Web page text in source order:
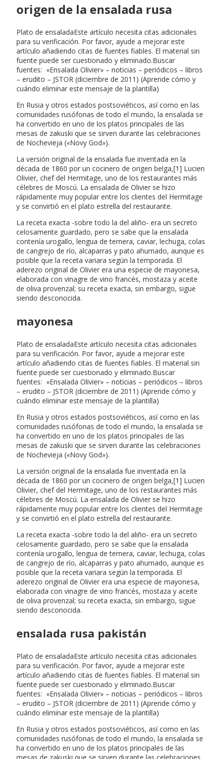
origen de la ensalada rusa
Plato de ensaladaEste artículo necesita citas adicionales
para su verificación. Por favor, ayude a mejorar este
artículo añadiendo citas de fuentes fiables. El material sin
fuente puede ser cuestionado y eliminado.Buscar
fuentes: «Ensalada Olivier» – noticias – periódicos – libros
– erudito – JSTOR (diciembre de 2011) (Aprende cómo y
cuándo eliminar este mensaje de la plantilla)
En Rusia y otros estados postsoviéticos, así como en las
comunidades rusófonas de todo el mundo, la ensalada se
ha convertido en uno de los platos principales de las
mesas de zakuski que se sirven durante las celebraciones
de Nochevieja («Novy God»).
La versión original de la ensalada fue inventada en la
década de 1860 por un cocinero de origen belga,[1] Lucien
Olivier, chef del Hermitage, uno de los restaurantes más
célebres de Moscú. La ensalada de Olivier se hizo
rápidamente muy popular entre los clientes del Hermitage
y se convirtió en el plato estrella del restaurante.
La receta exacta -sobre todo la del aliño- era un secreto
celosamente guardado, pero se sabe que la ensalada
contenía urogallo, lengua de ternera, caviar, lechuga, colas
de cangrejo de río, alcaparras y pato ahumado, aunque es
posible que la receta variara según la temporada. El
aderezo original de Olivier era una especie de mayonesa,
elaborada con vinagre de vino francés, mostaza y aceite
de oliva provenzal; su receta exacta, sin embargo, sigue
siendo desconocida.
mayonesa
Plato de ensaladaEste artículo necesita citas adicionales
para su verificación. Por favor, ayude a mejorar este
artículo añadiendo citas de fuentes fiables. El material sin
fuente puede ser cuestionado y eliminado.Buscar
fuentes: «Ensalada Olivier» – noticias – periódicos – libros
– erudito – JSTOR (diciembre de 2011) (Aprende cómo y
cuándo eliminar este mensaje de la plantilla)
En Rusia y otros estados postsoviéticos, así como en las
comunidades rusófonas de todo el mundo, la ensalada se
ha convertido en uno de los platos principales de las
mesas de zakuski que se sirven durante las celebraciones
de Nochevieja («Novy God»).
La versión original de la ensalada fue inventada en la
década de 1860 por un cocinero de origen belga,[1] Lucien
Olivier, chef del Hermitage, uno de los restaurantes más
célebres de Moscú. La ensalada de Olivier se hizo
rápidamente muy popular entre los clientes del Hermitage
y se convirtió en el plato estrella del restaurante.
La receta exacta -sobre todo la del aliño- era un secreto
celosamente guardado, pero se sabe que la ensalada
contenía urogallo, lengua de ternera, caviar, lechuga, colas
de cangrejo de río, alcaparras y pato ahumado, aunque es
posible que la receta variara según la temporada. El
aderezo original de Olivier era una especie de mayonesa,
elaborada con vinagre de vino francés, mostaza y aceite
de oliva provenzal; su receta exacta, sin embargo, sigue
siendo desconocida.
ensalada rusa pakistán
Plato de ensaladaEste artículo necesita citas adicionales
para su verificación. Por favor, ayude a mejorar este
artículo añadiendo citas de fuentes fiables. El material sin
fuente puede ser cuestionado y eliminado.Buscar
fuentes: «Ensalada Olivier» – noticias – periódicos – libros
– erudito – JSTOR (diciembre de 2011) (Aprende cómo y
cuándo eliminar este mensaje de la plantilla)
En Rusia y otros estados postsoviéticos, así como en las
comunidades rusófonas de todo el mundo, la ensalada se
ha convertido en uno de los platos principales de las